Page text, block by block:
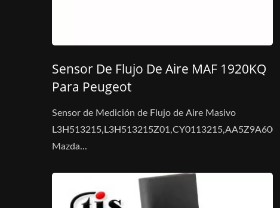
Sensor De Flujo De Aire MAF 1920KQ
Para Peugeot
Sensor de Medición de Flujo de Aire Masivo
L3H513215,L3H513215Z01,CY0113215,AA5Z9A600A
Mazda...